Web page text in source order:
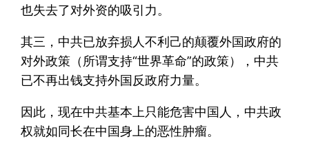
也失去了对外资的吸引力。
其三，中共已放弃损人不利己的颠覆外国政府的
对外政策（所谓支持“世界革命”的政策），中共
已不再出钱支持外国反政府力量。
因此，现在中共基本上只能危害中国人，中共政
权就如同长在中国身上的恶性肿瘤。